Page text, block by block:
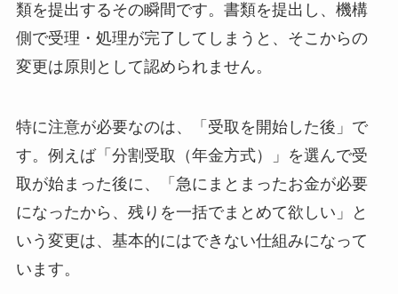
類を提出するその瞬間です。書類を提出し、機構
側で受理・処理が完了してしまうと、そこからの
変更は原則として認められません。
特に注意が必要なのは、「受取を開始した後」で
す。例えば「分割受取（年金方式）」を選んで受
取が始まった後に、「急にまとまったお金が必要
になったから、残りを一括でまとめて欲しい」と
いう変更は、基本的にはできない仕組みになって
います。